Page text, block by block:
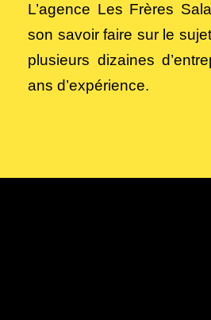
L’agence Les Frères
son savoir faire sur le
plusieurs dizaines
ans d’expérience.